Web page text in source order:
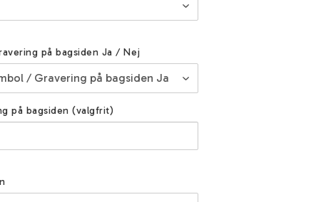
på bagsiden Ja / Nej
på bagsiden (valgfrit)